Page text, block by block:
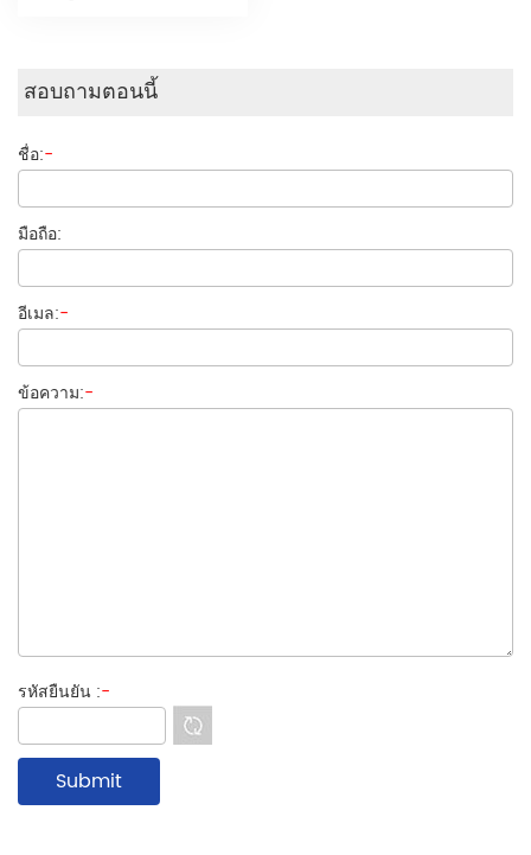
สอบถามตอนนี้
ชื่อ:-
มือถือ:
อีเมล:-
ข้อความ:-
รหัสยืนยัน :-